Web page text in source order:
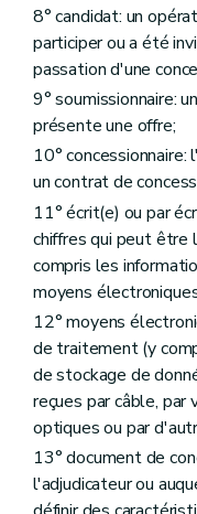
8° candidat: un
participer ou a été
passation d'une
9° soumissionnaire:
présente une offre;
10°
un contrat de
11° écrit(e) ou par
chiffres qui peut être
compris les
moyens
12° moyens
de traitement (y
de stockage de
reçues par câble, par
optiques ou par
13° document de
l'adjudicateur ou